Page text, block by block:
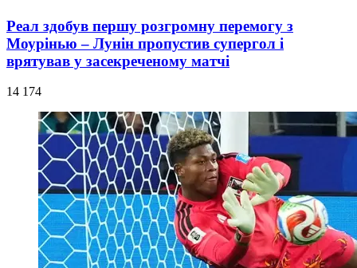
Реал здобув першу розгромну перемогу з
Моурінью – Лунін пропустив супергол і
врятував у засекреченому матчі
14 174